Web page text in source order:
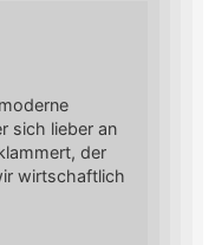
sich lieber an
der
wirtschaftlich